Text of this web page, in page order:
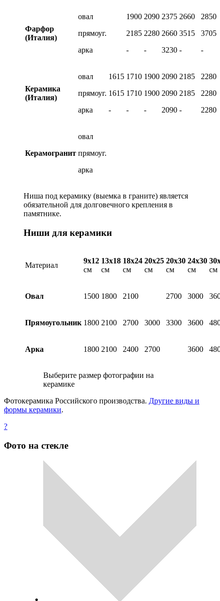
Фарфор
(Италия)
овал
прямоуг.
арка
1900
2185
-
2090
2280
-
2375
2660
3230
2660
3515
-
2850
3705
-
Керамика
(Италия)
овал
прямоуг.
арка
1615
1615
-
1710
1710
-
1900
1900
-
2090
2090
2090
2185
2185
-
2280
2280
2280
Керамогранит
овал
прямоуг.
арка
Ниша под керамику (выемка в граните) является
обязательной для долговечного крепления в
памятнике.
Ниши для керамики
Материал
9х12
см
13х18
см
18х24
см
20х25
см
20х30
см
24х30
см
см
Овал 1500 1800 2100 2700 3000
Прямоугольник 1800 2100 2700 3000 3300 3600
Арка 1800 2100 2400 2700 3600
Выберите размер фотографии на
керамике
Фотокерамика Российского производства. Другие виды и
формы керамики.
?
Фото на стекле